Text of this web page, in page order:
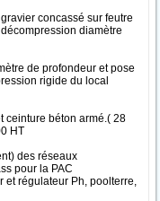
concassé sur feutre
diamètre
de profondeur et pose
rigide du local
ceinture béton armé.( 28
HT
des réseaux
pour la PAC
et régulateur Ph, poolterre,